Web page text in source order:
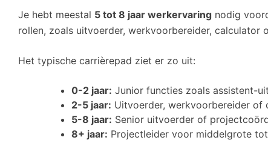
Je hebt meestal 5 tot 8 jaar werkervaring nodig
rollen, zoals uitvoerder, werkvoorbereider, calculator
Het typische carrièrepad ziet er zo uit:
0-2 jaar: Junior functies zoals assistent-
2-5 jaar: Uitvoerder, werkvoorbereider of
5-8 jaar: Senior uitvoerder of
8+ jaar: Projectleider voor middelgrote